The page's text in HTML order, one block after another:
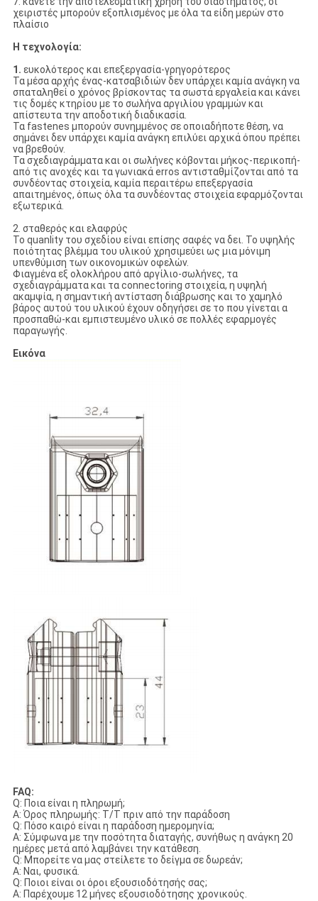
χειριστές μπορούν εξοπλισμένος με όλα τα είδη μερών στο
πλαίσιο
Η τεχνολογία:
1. ευκολότερος και επεξεργασία-γρηγορότερος
Τα μέσα αρχής ένας-κατσαβιδιών δεν υπάρχει καμία ανάγκη να
σπαταληθεί ο χρόνος βρίσκοντας τα σωστά εργαλεία και κάνει
τις δομές κτηρίου με το σωλήνα αργιλίου γραμμών και
απίστευτα την αποδοτική διαδικασία.
Τα fastenes μπορούν συνημμένος σε οποιαδήποτε θέση, να
σημάνει δεν υπάρχει καμία ανάγκη επιλύει αρχικά όπου πρέπει
να βρεθούν.
Τα σχεδιαγράμματα και οι σωλήνες κόβονται μήκος-περικοπή-
από τις ανοχές και τα γωνιακά erros αντισταθμίζονται από τα
συνδέοντας στοιχεία, καμία περαιτέρω επεξεργασία
απαιτημένος, όπως όλα τα συνδέοντας στοιχεία εφαρμόζονται
εξωτερικά.
2. σταθερός και ελαφρύς
Το quanlity του σχεδίου είναι επίσης σαφές να δει. Το υψηλής
ποιότητας βλέμμα του υλικού χρησιμεύει ως μια μόνιμη
υπενθύμιση των οικονομικών οφελών.
Φιαγμένα εξ ολοκλήρου από αργίλιο-σωλήνες, τα
σχεδιαγράμματα και τα connectoring στοιχεία, η υψηλή
ακαμψία, η σημαντική αντίσταση διάβρωσης και το χαμηλό
βάρος αυτού του υλικού έχουν οδηγήσει σε το που γίνεται α
προσπαθώ-και εμπιστευμένο υλικό σε πολλές εφαρμογές
παραγωγής.
Εικόνα
FAQ:
Q: Ποια είναι η πληρωμή;
Α: Όρος πληρωμής: T/T πριν από την παράδοση
Q: Πόσο καιρό είναι η παράδοση ημερομηνία;
Α: Σύμφωνα με την ποσότητα διαταγής, συνήθως η ανάγκη 20
ημέρες μετά από λαμβάνει την κατάθεση.
Q: Μπορείτε να μας στείλετε το δείγμα σε δωρεάν;
Α: Ναι, φυσικά.
Q: Ποιοι είναι οι όροι εξουσιοδότησής σας;
Α: Παρέχουμε 12 μήνες εξουσιοδότησης χρονικούς.